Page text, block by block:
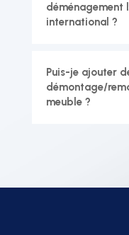
déménagement
international ?
Puis-je ajouter
démontage/
meuble ?